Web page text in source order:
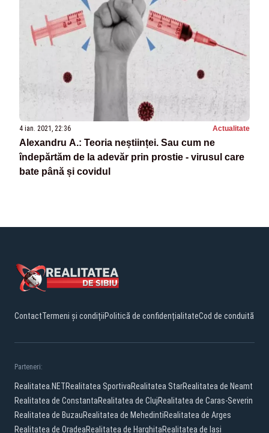
4 ian. 2021, 22:36 Actualitate
Alexandru A.: Teoria neștiinței. Sau cum ne
îndepărtăm de la adevăr prin prostie - virusul care
bate până și covidul
ContactTermeni și condițiiPolitică de confidențialitateCod de conduită
Parteneri:
Realitatea.NETRealitatea SportivaRealitatea StarRealitatea de Neamt
Realitatea de ConstantaRealitatea de ClujRealitatea de Caras-Severin
Realitatea de BuzauRealitatea de MehedintiRealitatea de Arges
Realitatea de OradeaRealitatea de HarghitaRealitatea de Iasi